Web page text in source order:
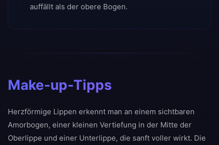
auffällt als der obere Bogen.
Make-up-Tipps
Herzförmige Lippen erkennt man an einem sichtbaren
Amorbogen, einer kleinen Vertiefung in der Mitte der
Oberlippe und einer Unterlippe, die sanft voller wirkt. Die